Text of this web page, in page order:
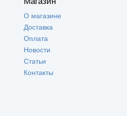
О магазине
Доставка
Оплата
Новости
Статьи
Контакты